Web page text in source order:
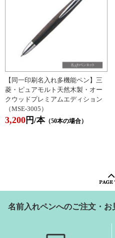
【同一印刷名入れ多機能ペン】三
菱・ピュアモルト天然木製・オー
クウッドプレミアムエディション
（MSE-3005）
3,200円/本（50本の場合）
名前入れペンへのご注文・